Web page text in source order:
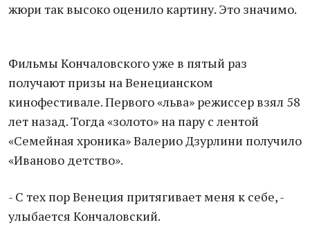
жюри так высоко оценило картину. Это значимо.
Фильмы Кончаловского уже в пятый раз
получают призы на Венецианском
кинофестивале. Первого «льва» режиссер взял 58
лет назад. Тогда «золото» на пару с лентой
«Семейная хроника» Валерио Дзурлини получило
«Иваново детство».
- С тех пор Венеция притягивает меня к себе, -
улыбается Кончаловский.